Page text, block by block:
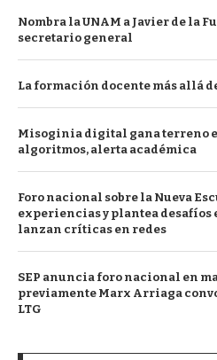
Nombra la UNAM a Javier de la
secretario general
La formación docente más allá
Misoginia digital gana terreno
algoritmos, alerta académica
Foro nacional sobre la Nueva
experiencias y plantea desafíos
lanzan críticas en redes
SEP anuncia foro nacional en
previamente Marx Arriaga
LTG